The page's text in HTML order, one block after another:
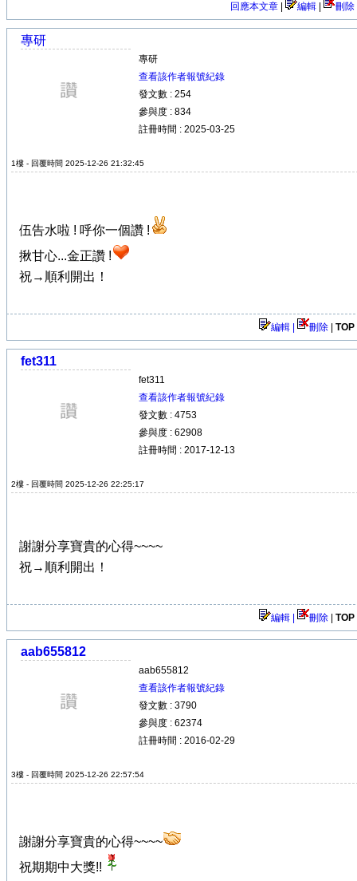
回應本文章 編輯 刪除
專研
專研
查看該作者報號紀錄
發文數 : 254
參與度 : 834
註冊時間 : 2025-03-25
1樓 - 回覆時間 2025-12-26 21:32:45
伍告水啦 ! 呼你一個讚 !
揪甘心...金正讚 !
祝→順利開出！
編輯 | 刪除 TOP
fet311
fet311
查看該作者報號紀錄
發文數 : 4753
參與度 : 62908
註冊時間 : 2017-12-13
2樓 - 回覆時間 2025-12-26 22:25:17
謝謝分享寶貴的心得~~~~
祝→順利開出！
編輯 | 刪除 TOP
aab655812
aab655812
查看該作者報號紀錄
發文數 : 3790
參與度 : 62374
註冊時間 : 2016-02-29
3樓 - 回覆時間 2025-12-26 22:57:54
謝謝分享寶貴的心得~~~~
祝期期中大獎!!